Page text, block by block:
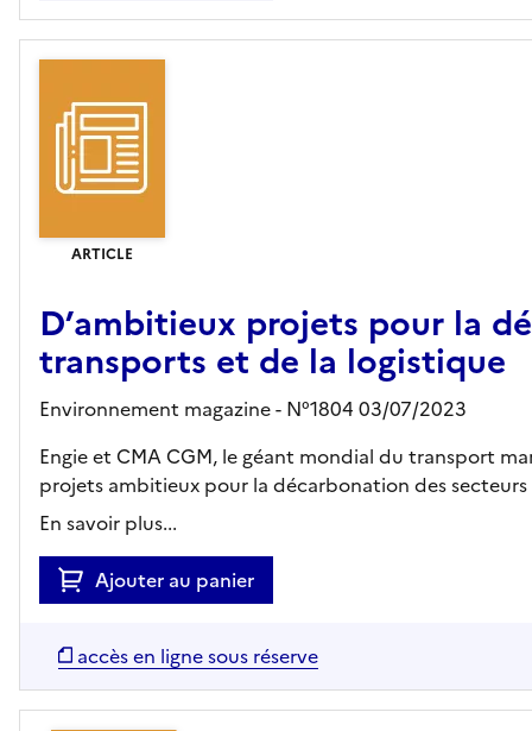
ARTICLE
D’ambitieux projets pour la
transports et de la logistique
Environnement magazine - N°1804 03/07/2023
Engie et CMA CGM, le géant mondial du transport
projets ambitieux pour la décarbonation des
En savoir plus...
Ajouter au panier
accès en ligne sous réserve